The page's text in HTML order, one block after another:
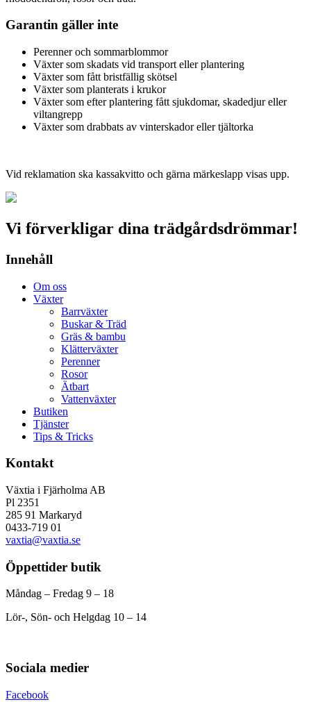
Garantin gäller inte
Perenner och sommarblommor
Växter som skadats vid transport eller plantering
Växter som fått bristfällig skötsel
Växter som planterats i krukor
Växter som efter plantering fått sjukdomar, skadedjur eller
viltangrepp
Växter som drabbats av vinterskador eller tjältorka
Vid reklamation ska kassakvitto och gärna märkeslapp visas upp.
Vi förverkligar dina trädgårdsdrömmar!
Innehåll
Om oss
Växter
Barrväxter
Buskar & Träd
Gräs & bambu
Klätterväxter
Perenner
Rosor
Ätbart
Vattenväxter
Butiken
Tjänster
Tips & Tricks
Kontakt
Växtia i Fjärholma AB
Pl 2351
285 91 Markaryd
0433-719 01
vaxtia@vaxtia.se
Öppettider butik
Måndag – Fredag 9 – 18
Lör-, Sön- och Helgdag 10 – 14
Sociala medier
Facebook